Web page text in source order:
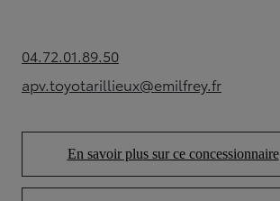
04.72.01.89.50(Opens in new tab)
apv.toyotarillieux@emilfrey.fr
(Opens in new tab)
En savoir plus sur ce concessionnaire
(Opens in new tab)